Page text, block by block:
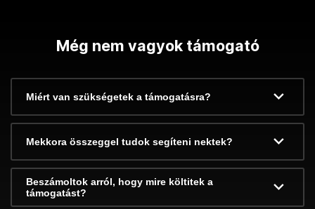
Még nem vagyok támogató
Miért van szükségetek a támogatásra?
Mekkora összeggel tudok segíteni nektek?
Beszámoltok arról, hogy mire költitek a
támogatást?